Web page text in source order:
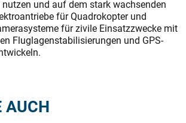
und auf dem stark wachsenden
für Quadrokopter und
für zivile Einsatzzwecke mit
Fluglagenstabilisierungen und GPS-
AUCH